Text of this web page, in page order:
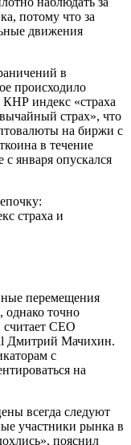
потому что за
движения
в
происходило
КНР индекс «страха
страх», что
на биржи с
в течение
с января опускался
страха и
перемещения
однако точно
считает СЕО
Дмитрий Мачихин.
с
на
всегда следуют
участники рынка в
пояснил